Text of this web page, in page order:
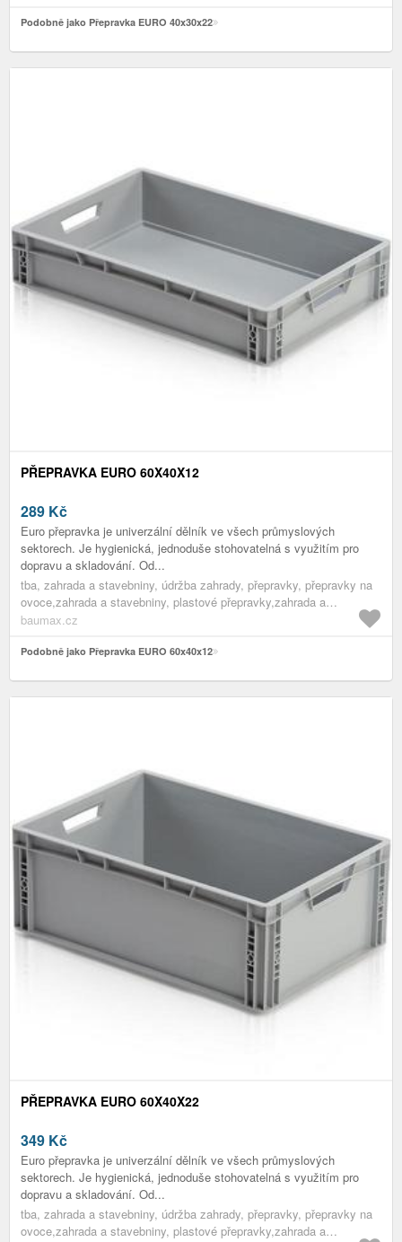
Podobně jako Přepravka EURO 40x30x22
PŘEPRAVKA EURO 60X40X12
289 Kč
Euro přepravka je univerzální dělník ve všech průmyslových
sektorech. Je hygienická, jednoduše stohovatelná s využitím pro
dopravu a skladování. Od...
tba, zahrada a stavebniny, údržba zahrady, přepravky, přepravky na
ovoce,zahrada a stavebniny, plastové přepravky,zahrada a
stavebniny, přepravky,zahrada a stavebniny, pomocníci do
baumax.cz
Podobně jako Přepravka EURO 60x40x12
PŘEPRAVKA EURO 60X40X22
349 Kč
Euro přepravka je univerzální dělník ve všech průmyslových
sektorech. Je hygienická, jednoduše stohovatelná s využitím pro
dopravu a skladování. Od...
tba, zahrada a stavebniny, údržba zahrady, přepravky, přepravky na
ovoce,zahrada a stavebniny, plastové přepravky,zahrada a